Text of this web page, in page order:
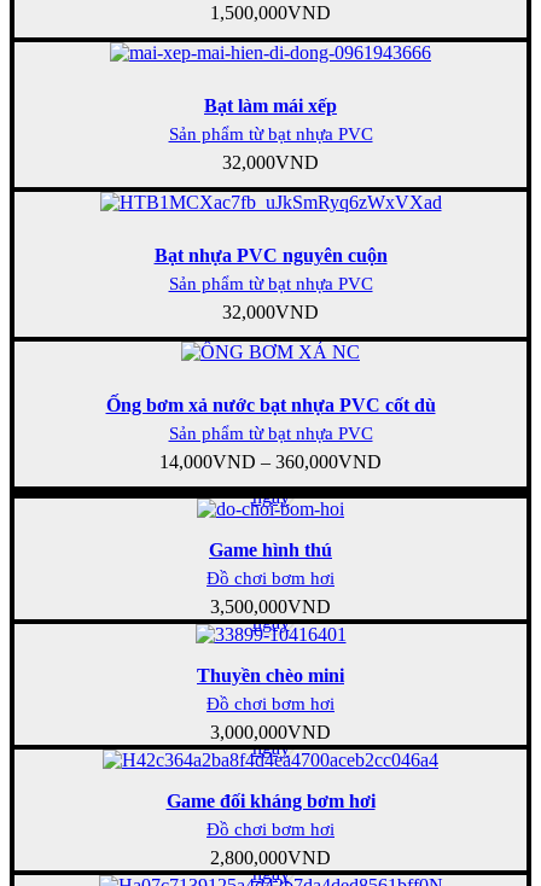
1,500,000VND
Bạt làm mái xếp
Sản phẩm từ bạt nhựa PVC
32,000VND
Bạt nhựa PVC nguyên cuộn
Sản phẩm từ bạt nhựa PVC
32,000VND
Ống bơm xả nước bạt nhựa PVC cốt dù
Sản phẩm từ bạt nhựa PVC
14,000VND – 360,000VND
Mua
ngay
Game hình thú
Đồ chơi bơm hơi
3,500,000VND
Mua
ngay
Thuyền chèo mini
Đồ chơi bơm hơi
3,000,000VND
Mua
ngay
Game đối kháng bơm hơi
Đồ chơi bơm hơi
2,800,000VND
Mua
ngay